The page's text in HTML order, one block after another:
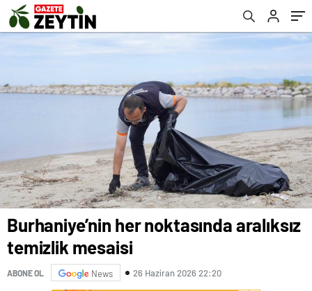
Burhaniye’nin her noktasında aralıksız
temizlik mesaisi
ABONE OL News 26 Haziran 2026 22:20